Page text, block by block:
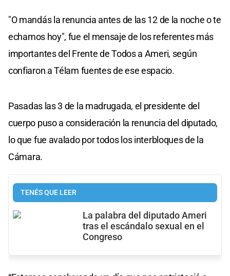
"O mandás la renuncia antes de las 12 de la noche o te
echamos hoy", fue el mensaje de los referentes más
importantes del Frente de Todos a Ameri, según
confiaron a Télam fuentes de ese espacio.
Pasadas las 3 de la madrugada, el presidente del
cuerpo puso a consideración la renuncia del diputado,
lo que fue avalado por todos los interbloques de la
Cámara.
TENÉS QUE LEER
La palabra del diputado Ameri
tras el escándalo sexual en el
Congreso